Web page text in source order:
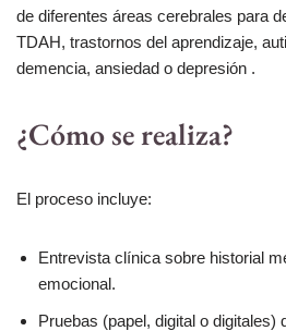
de diferentes áreas cerebrales para
TDAH, trastornos del aprendizaje,
demencia, ansiedad o depresión .
¿Cómo se realiza?
El proceso incluye:
Entrevista clínica sobre historial
emocional.
Pruebas (papel, digital o digitales)